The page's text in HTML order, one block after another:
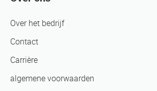
Over het bedrijf
Contact
Carrière
algemene voorwaarden